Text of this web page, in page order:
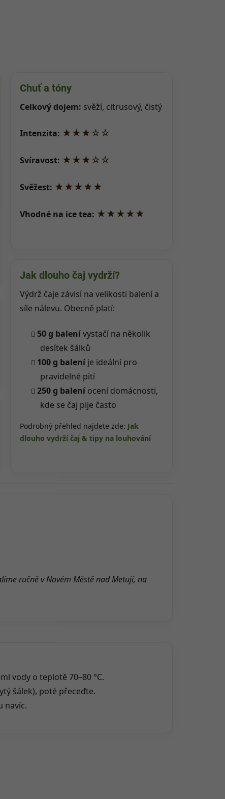
Chuť a tóny
Celkový dojem: svěží, citrusový, čistý
Intenzita: ★★★☆☆
Svíravost: ★★★☆☆
Svěžest: ★★★★★
Vhodné na ice tea: ★★★★★
Jak dlouho čaj vydrží?
Výdrž čaje závisí na velikosti balení a
síle nálevu. Obecně platí:
50 g balenívystačí na několik
desítek šálků
100 g balení je ideální pro
pravidelné pití
250 g balení ocení domácnosti,
kde se čaj pije často
Podrobný přehled najdete zde: Jak
dlouho vydrží čaj & tipy na louhování
ručně v Novém Městě nad Metují, na
vody o teplotě 70–80 °C.
šálek), poté přeceďte.
navíc.